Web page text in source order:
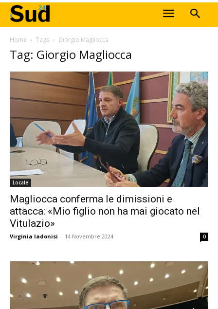
Home Tags Giorgio Magliocca
Tag: Giorgio Magliocca
Locale
Magliocca conferma le dimissioni e
attacca: «Mio figlio non ha mai giocato nel
Vitulazio»
Virginia Iadonisi - 14 Novembre 2024 0